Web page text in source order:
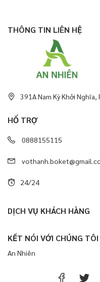
THÔNG TIN LIÊN HỆ
391A Nam Kỳ Khởi
HỔ TRỢ
0888155115
24/24
DỊCH VỤ KHÁCH HÀNG
KẾT NÓI VỚI CHÚNG TÔI
An Nhiên